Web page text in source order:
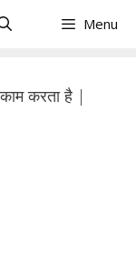
Menu
करता है |